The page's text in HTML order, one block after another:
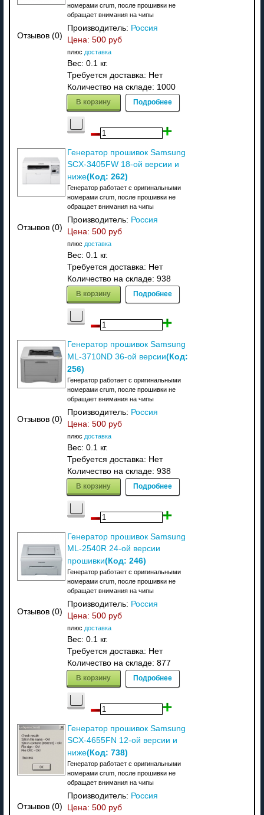
Отзывов (0)
номерами crum, после прошивки не
обращает внимания на чипы
Производитель: Россия
Цена: 500 руб
плюс доставка
Вес: 0.1 кг.
Требуется доставка: Нет
Количество на складе: 1000
В корзину Подробнее
Отзывов (0)
Генератор прошивок Samsung
SCX-3405FW 18-ой версии и
ниже(Код: 262)
Генератор работает с оригинальными
номерами crum, после прошивки не
обращает внимания на чипы
Производитель: Россия
Цена: 500 руб
плюс доставка
Вес: 0.1 кг.
Требуется доставка: Нет
Количество на складе: 938
В корзину Подробнее
Отзывов (0)
Генератор прошивок Samsung
ML-3710ND 36-ой версии(Код:
256)
Генератор работает с оригинальными
номерами crum, после прошивки не
обращает внимания на чипы
Производитель: Россия
Цена: 500 руб
плюс доставка
Вес: 0.1 кг.
Требуется доставка: Нет
Количество на складе: 938
В корзину Подробнее
Отзывов (0)
Генератор прошивок Samsung
ML-2540R 24-ой версии
прошивки(Код: 246)
Генератор работает с оригинальными
номерами crum, после прошивки не
обращает внимания на чипы
Производитель: Россия
Цена: 500 руб
плюс доставка
Вес: 0.1 кг.
Требуется доставка: Нет
Количество на складе: 877
В корзину Подробнее
Отзывов (0)
Генератор прошивок Samsung
SCX-4655FN 12-ой версии и
ниже(Код: 738)
Генератор работает с оригинальными
номерами crum, после прошивки не
обращает внимания на чипы
Производитель: Россия
Цена: 500 руб